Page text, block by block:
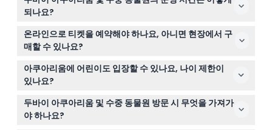
되나요?
아쿠아리움은 월요일부터 목요일까지 오전 10시부터 오후
11시까지, 금요일부터 일요일까지는 오전 10시부터 자정까
지 운영하며, 마지막 입장은 마감 45분 전까지 가능합니다
(변경될 수 있으니 예약 시 꼭 확인하세요).
온라인으로 티켓을 예약해야 하나요, 아니면 현장에서 구
매할 수 있나요?
이 웹사이트에서 편리하게 온라인으로 티켓을 예약하거나
도착 시 매표소에서 구매할 수 있습니다.
아쿠아리움에 어린이도 입장할 수 있나요, 나이 제한이
있나요?
15세 미만 어린이는 서명된 동의서가 있는 성인 동반이 필
요하며, 2세 미만 어린이는 무료 입장 가능합니다. 2세 이상
의 어린이는 성인과 동일한 요금을 지불해야 합니다.
두바이 아쿠아리움 및 수중 동물원 방문 시 무엇을 가져가
야 하나요?